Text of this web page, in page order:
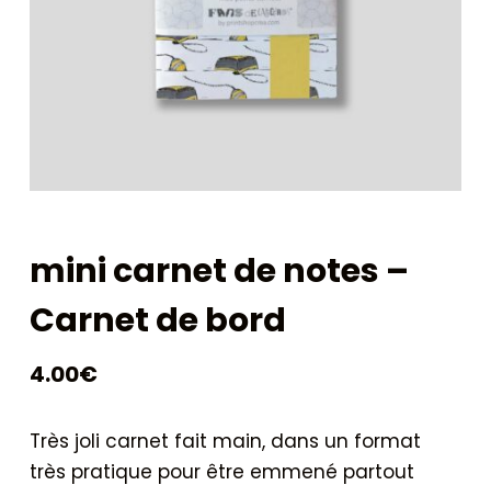
mini carnet de notes –
Carnet de bord
4.00€
Très joli carnet fait main, dans un format
très pratique pour être emmené partout